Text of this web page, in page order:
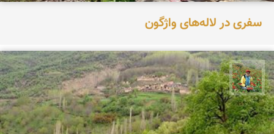
سفری در لاله‌های واژگون
اسفندیار خدایی